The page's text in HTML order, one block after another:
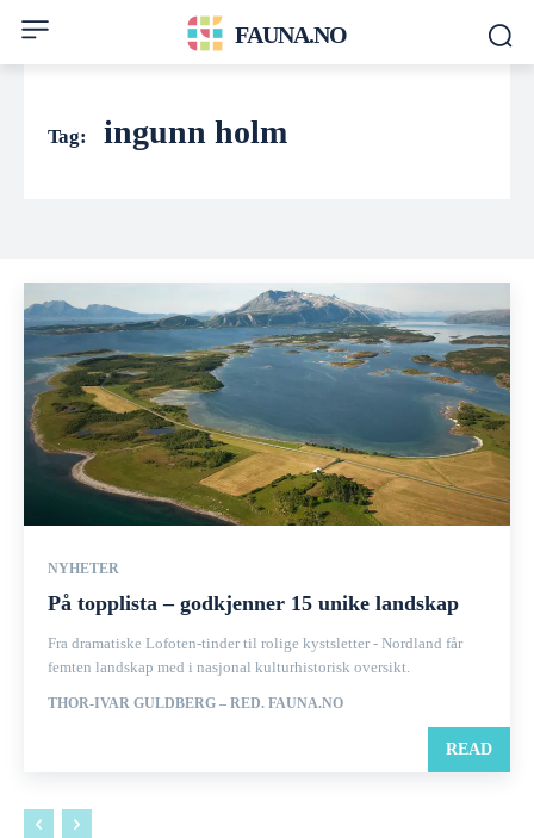
FAUNA.NO
Tag: ingunn holm
NYHETER
På topplista – godkjenner 15 unike landskap
Fra dramatiske Lofoten-tinder til rolige kystsletter - Nordland får
femten landskap med i nasjonal kulturhistorisk oversikt.
THOR-IVAR GULDBERG – RED. FAUNA.NO
READ